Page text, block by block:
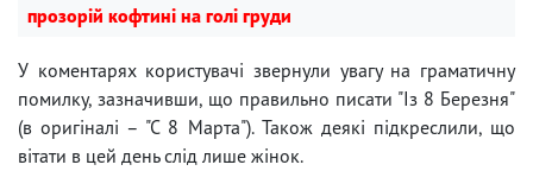
прозорій кофтині на голі груди
У коментарях користувачі звернули увагу на граматичну
помилку, зазначивши, що правильно писати "Із 8 Березня"
(в оригіналі – "С 8 Марта"). Також деякі підкреслили, що
вітати в цей день слід лише жінок.